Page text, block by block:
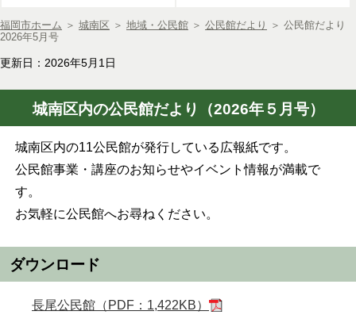
福岡市ホーム ＞ 城南区 ＞ 地域・公民館 ＞ 公民館だより ＞ 公民館だより
2026年5月号
更新日：2026年5月1日
城南区内の公民館だより（2026年５月号）
城南区内の11公民館が発行している広報紙です。
公民館事業・講座のお知らせやイベント情報が満載で
す。
お気軽に公民館へお尋ねください。
ダウンロード
長尾公民館（PDF：1,422KB）